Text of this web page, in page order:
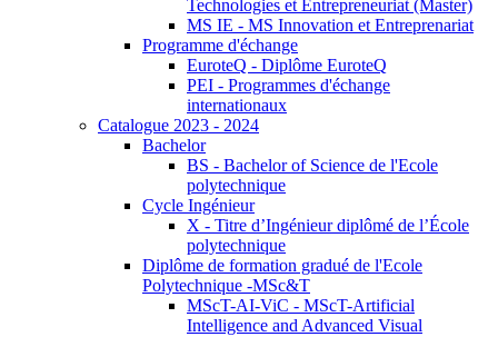
Technologies et Entrepreneuriat (Master)
MS IE - MS Innovation et Entreprenariat
Programme d'échange
EuroteQ - Diplôme EuroteQ
PEI - Programmes d'échange
internationaux
Catalogue 2023 - 2024
Bachelor
BS - Bachelor of Science de l'Ecole
polytechnique
Cycle Ingénieur
X - Titre d’Ingénieur diplômé de l’École
polytechnique
Diplôme de formation gradué de l'Ecole
Polytechnique -MSc&T
MScT-AI-ViC - MScT-Artificial
Intelligence and Advanced Visual